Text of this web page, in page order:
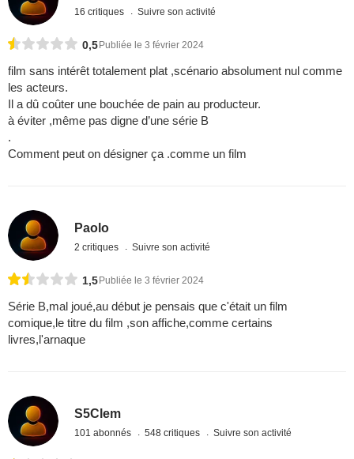
16 critiques Suivre son activité
0,5Publiée le 3 février 2024
film sans intérêt totalement plat ,scénario absolument nul comme
les acteurs.
Il a dû coûter une bouchée de pain au producteur.
à éviter ,même pas digne d’une série B
.
Comment peut on désigner ça .comme un film
Paolo
2 critiques Suivre son activité
1,5Publiée le 3 février 2024
Série B,mal joué,au début je pensais que c'était un film
comique,le titre du film ,son affiche,comme certains
livres,l'arnaque
S5Clem
101 abonnés 548 critiques Suivre son activité